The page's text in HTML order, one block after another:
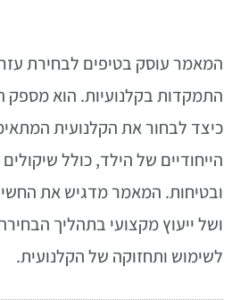
עוסק בטיפים לבחירת עזרי
בקלנועיות. הוא מספק
לבחור את הקלנועית
של הילד, כולל שיקולים
המאמר מדגיש את
ייעוץ מקצועי בתהליך
ותחזוקה של הקלנועית.